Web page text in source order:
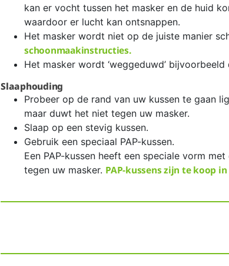
kan er vocht tussen het masker en de huid
waardoor er lucht kan ontsnappen.
Het masker wordt niet op de juiste manier
schoonmaakinstructies.
Het masker wordt ‘weggeduwd’
Slaaphouding
Probeer op de rand van uw kussen te gaan
maar duwt het niet tegen uw masker.
Slaap op een stevig kussen.
Gebruik een speciaal PAP-kussen.
Een PAP-kussen heeft een speciale vorm
tegen uw masker. PAP-kussens zijn te koop